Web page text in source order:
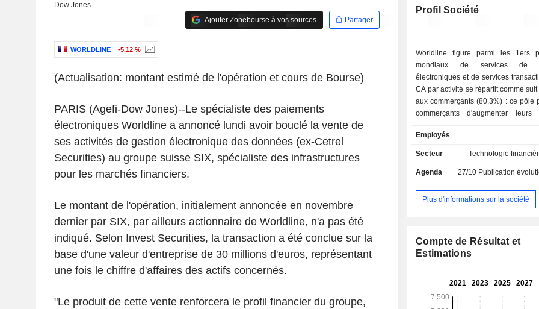
Dow Jones
Ajouter Zonebourse à vos sources
Partager
WORLDLINE -5,12 %
(Actualisation: montant estimé de l'opération et cours de Bourse)
PARIS (Agefi-Dow Jones)--Le spécialiste des paiements
électroniques Worldline a annoncé lundi avoir bouclé la vente de
ses activités de gestion électronique des données (ex-Cetrel
Securities) au groupe suisse SIX, spécialiste des infrastructures
pour les marchés financiers.
Le montant de l'opération, initialement annoncée en novembre
dernier par SIX, par ailleurs actionnaire de Worldline, n'a pas été
indiqué. Selon Invest Securities, la transaction a été conclue sur la
base d'une valeur d'entreprise de 30 millions d'euros, représentant
une fois le chiffre d'affaires des actifs concernés.
"Le produit de cette vente renforcera le profil financier du groupe,
Profil Société
Worldline figure parmi les 1ers
mondiaux de services de
électroniques et de services
CA par activité se répartit comme suit : -
aux commerçants (80,3%) : ce pôle
commerçants d'augmenter leurs
environnement sécurisé et de
une expertise et une couverture
ce pôle assure, au premier rang en
aux institutions financières de
technologies transformantes, gérer
géographique du CA est la
(6,1%), Europe du Sud (16,5%),
autres (11,1%).
Employés
Secteur Technologie
Agenda 27/10 Publication évolution de
Plus d'informations sur la société
Compte de Résultat et
Estimations